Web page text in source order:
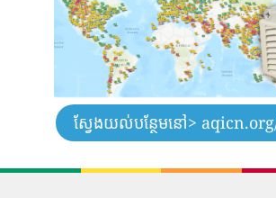
ស្វែងយល់បន្ថែមនៅ>